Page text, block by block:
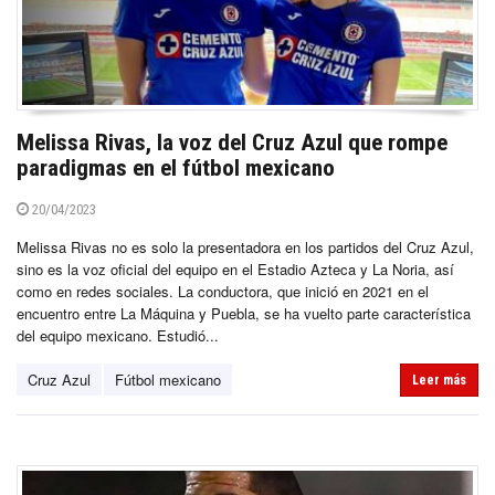
Melissa Rivas, la voz del Cruz Azul que rompe
paradigmas en el fútbol mexicano
20/04/2023
Melissa Rivas no es solo la presentadora en los partidos del Cruz Azul,
sino es la voz oficial del equipo en el Estadio Azteca y La Noria, así
como en redes sociales. La conductora, que inició en 2021 en el
encuentro entre La Máquina y Puebla, se ha vuelto parte característica
del equipo mexicano. Estudió...
Cruz Azul Fútbol mexicano Leer más